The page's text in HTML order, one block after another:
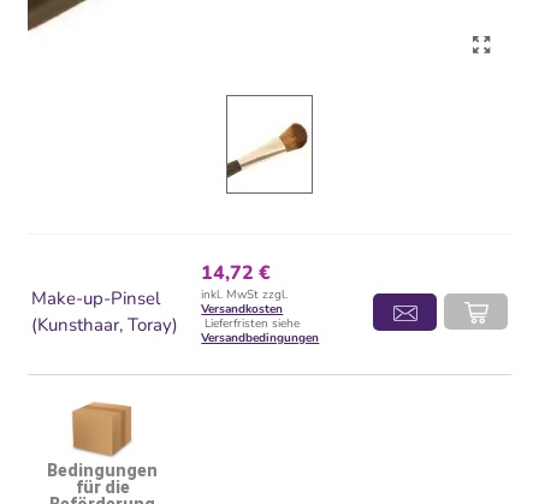
Make-up-Pinsel
(Kunsthaar, Toray)
14,72 €
inkl. MwSt zzgl.
Versandkosten
Lieferfristen siehe
Versandbedingungen
Bedingungen
für die